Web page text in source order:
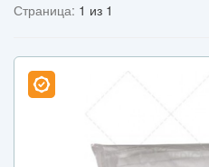
Страница: 1 из 1